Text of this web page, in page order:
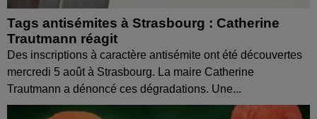
Tags antisémites à Strasbourg : Catherine
Trautmann réagit
Des inscriptions à caractère antisémite ont été découvertes
mercredi 5 août à Strasbourg. La maire Catherine
Trautmann a dénoncé ces dégradations. Une...